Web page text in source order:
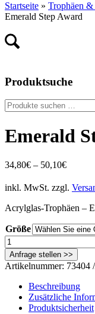
Startseite » Trophäen &
Emerald Step Award
Produktsuche
Suche
nach:
Emerald
34,80€ – 50,10€
inkl. MwSt. zzgl.
Acrylglas-Trophäen –
Größe
Emerald
Step
Award
Menge
Artikelnummer: 73404
Beschreibung
Zusätzliche
Produktsicherheit